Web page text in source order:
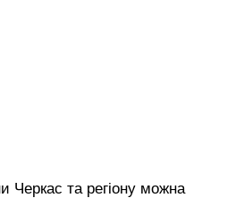
Черкас та регіону можна